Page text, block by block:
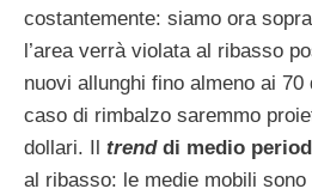
costantemente: siamo ora
l’area verrà violata al ribasso
nuovi allunghi fino almeno ai
caso di rimbalzo saremmo
dollari. Il
trenddi medio
al ribasso: le medie mobili